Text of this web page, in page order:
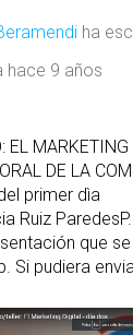
ha
hace 9 años
EL
DE LA
primer dìa
Ruiz
que
Si pudiera